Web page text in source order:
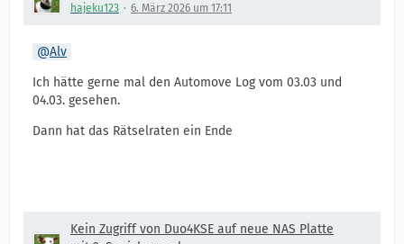
hajeku123 6. März 2026 um 17:11
Alv
Ich hätte gerne mal den Automove Log vom 03.03 und
04.03. gesehen.
Dann hat das Rätselraten ein Ende
Kein Zugriff von Duo4KSE auf neue NAS Platte